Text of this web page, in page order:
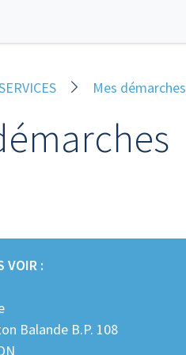
Mes démarches
VOIR :
Balande B.P. 108